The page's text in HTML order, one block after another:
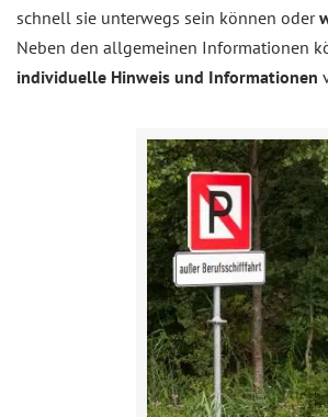
schnell sie unterwegs sein können oder
Neben den allgemeinen Informationen
individuelle Hinweis und Informationen